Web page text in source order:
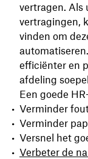
vertragen. Als
vertragingen,
vinden om
efficiënter en
afdeling
Een goede
Verminder
Verminder
Versnel het
Verbeter de